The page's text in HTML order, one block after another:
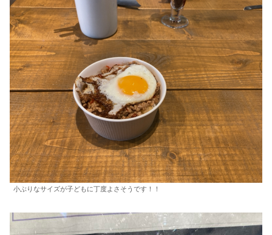
小ぶりなサイズが子どもに丁度よさそうです！！